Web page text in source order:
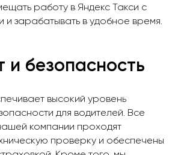
работу в Яндекс Такси с
и зарабатывать в удобное время.
и безопасность
высокий уровень
для водителей. Все
компании проходят
проверку и обеспечены